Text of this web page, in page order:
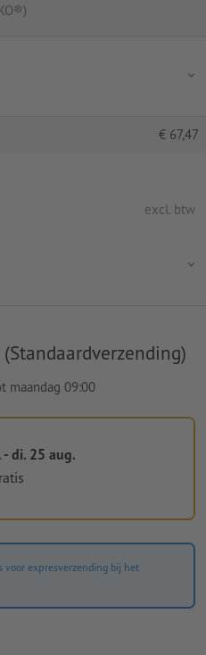
€ 67,47
excl. btw
maandag 09:00
- di. 25 aug.
voor expresverzending bij het